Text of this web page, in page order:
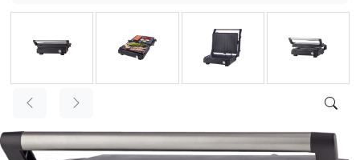
DODATNA
TABLET
RAČUNARI